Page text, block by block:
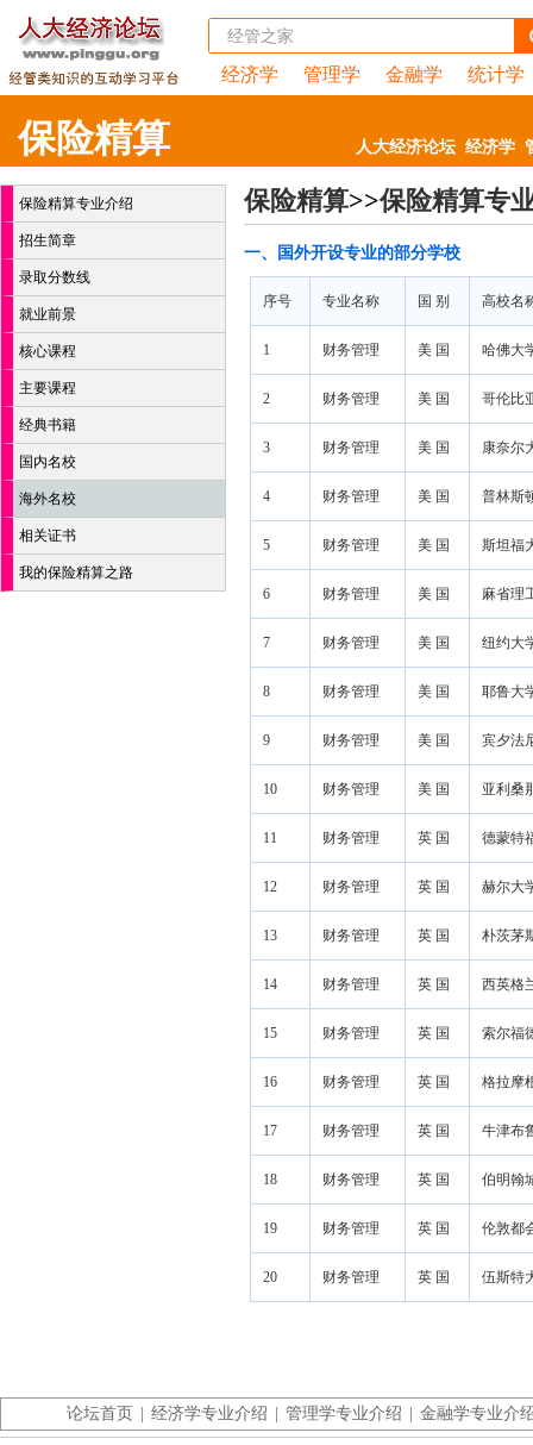
经济学 管理学 金融学 统计学
保险精算 人大经济论坛 经济学
保险精算专业介绍
招生简章
录取分数线
就业前景
核心课程
主要课程
经典书籍
国内名校
海外名校
相关证书
我的保险精算之路
保险精算>>保险精算专
一、国外开设专业的部分学校
序号 专业名称 国 别 高校名
1 财务管理 美 国 哈佛大
2 财务管理 美 国 哥伦比
3 财务管理 美 国 康奈尔
4 财务管理 美 国 普林斯
5 财务管理 美 国 斯坦福
6 财务管理 美 国 麻省理
7 财务管理 美 国 纽约大
8 财务管理 美 国 耶鲁大
9 财务管理 美 国 宾夕法
10 财务管理 美 国 亚利桑
11 财务管理 英 国 德蒙特
12 财务管理 英 国 赫尔大
13 财务管理 英 国 朴茨茅
14 财务管理 英 国 西英格
15 财务管理 英 国 索尔福
16 财务管理 英 国 格拉摩
17 财务管理 英 国 牛津布
18 财务管理 英 国 伯明翰
19 财务管理 英 国 伦敦都
20 财务管理 英 国 伍斯特
论坛首页 经济学专业介绍 管理学专业介绍 金融学专业介